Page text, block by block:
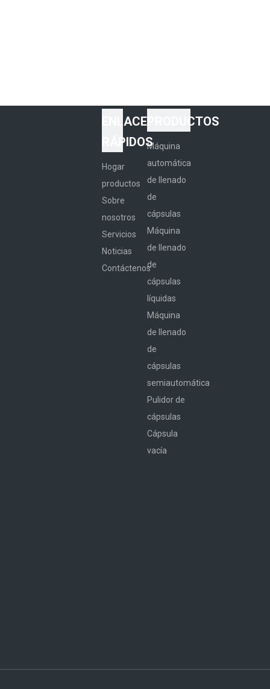
ENLACES
RÁPIDOS
Hogar
productos
Sobre
nosotros
Servicios
Noticias
Contáctenos
PRODUCTOS
Máquina
automática
de llenado
de
cápsulas
Máquina
de llenado
de
cápsulas
líquidas
Máquina
de llenado
de
cápsulas
semiautomática
Pulidor de
cápsulas
Cápsula
vacía